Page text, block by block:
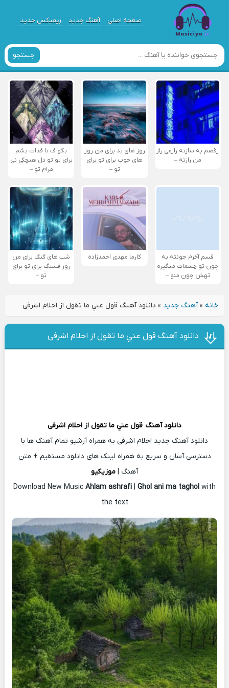
صفحه اصلی آهنگ جدید ریمیکس جدید
جستجو
رقصم به سازته رازمی راز
من رازته –
روز های بد برای من روز
های خوب برای تو برای
تو –
بگو ف تا فدات بشم
برای تو تو دل هیچکی نی
مرام تو –
قسم آخرم جونته به
جون تو چشمات میگیره
تهش جون منو –
کارما مهدی احمدزاده
شب های گنگ برای من
روز قشنگ برای تو برای
تو –
خانه»آهنگ جدید » دانلود آهنگ قول عني ما تقول از احلام اشرفی
دانلود آهنگ قول عني ما تقول از احلام اشرفی
دانلود آهنگ قول عني ما تقول از احلام اشرفی
دانلود آهنگ جدید احلام اشرفی به همراه آرشیو تمام آهنگ ها با
دسترسی آسان و سریع به همراه لینک های دانلود مستقیم + متن
آهنگ | موزیکیو
Download New Music Ahlam ashrafi | Ghol ani ma taghol with
the text